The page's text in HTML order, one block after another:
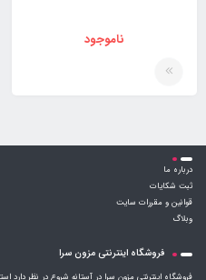
ناموجود
درباره ما
ثبت شکایات
قوانین و مقررات سایت
وبلاگ
فروشگاه اینترنتی مزون سرا
فروشگاه اینترنتی مزون سرا در آستانه شروع در نظر دارد